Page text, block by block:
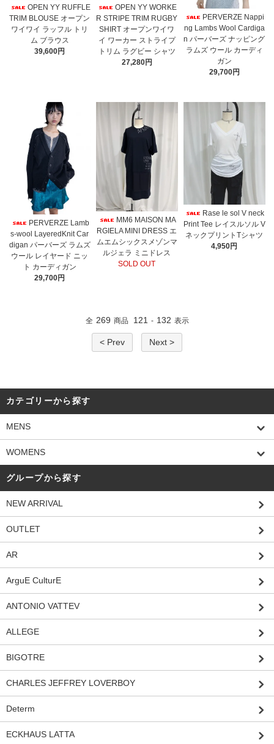
OPEN YY RUFFLE
TRIM BLOUSE オープン
ワイワイ ラッフル トリ
ム ブラウス
39,600円
OPEN YY WORKE
R STRIPE TRIM RUGBY
SHIRT オープンワイワ
イ ワーカー ストライプ
トリム ラグビー シャツ
27,280円
PERVERZE Nappi
ng Lambs Wool Cardiga
n パーバーズ ナッピング
ラムズ ウール カーディ
ガン
29,700円
PERVERZE Lamb
s-wool LayeredKnit Car
digan パーバーズ ラムズ
ウール レイヤード ニッ
ト カーディガン
29,700円
MM6 MAISON MA
RGIELA MINI DRESS エ
ムエムシックスメゾンマ
ルジェラ ミニドレス
SOLD OUT
Rase le sol V neck
Print Tee レイスルソル V
ネックプリントTシャツ
4,950円
全 269 商品 121 - 132 表示
< Prev Next >
カテゴリーから探す
MENS
WOMENS
グループから探す
NEW ARRIVAL
OUTLET
AR
ArguE CulturE
ANTONIO VATTEV
ALLEGE
BIGOTRE
CHARLES JEFFREY LOVERBOY
Determ
ECKHAUS LATTA